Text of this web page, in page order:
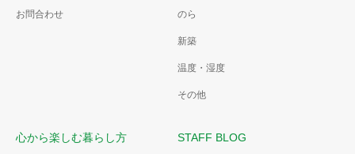
お問合わせ のら
新築
温度・湿度
その他
心から楽しむ暮らし方 STAFF BLOG